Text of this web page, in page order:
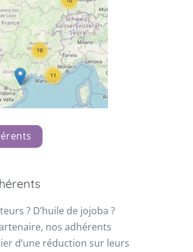
? D’huile de jojoba ?
nos adhérents
d’une réduction sur leurs